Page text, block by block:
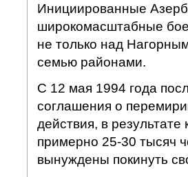
Инициированные
широкомасштабные
не только над
семью районами.
С 12 мая 1994 года
соглашения о
действия, в
примерно 25-30 тысяч
вынуждены покинуть